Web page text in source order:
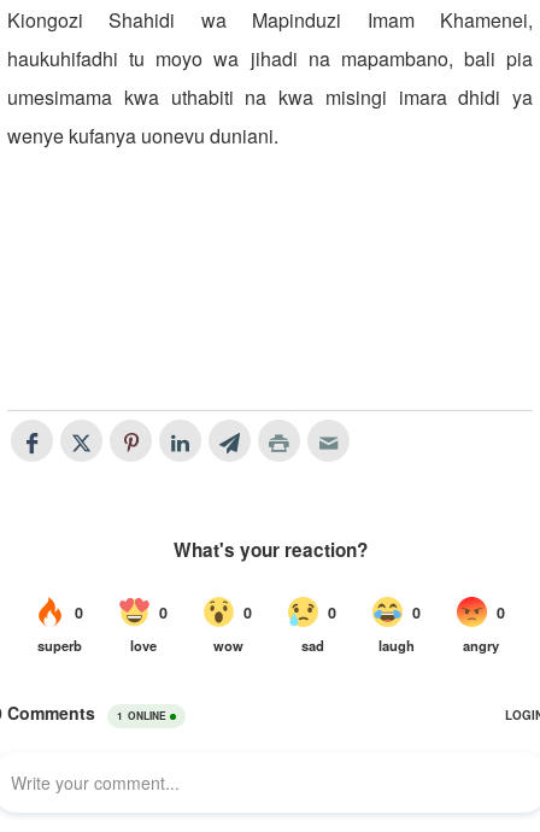
Kiongozi Shahidi wa Mapinduzi Imam Khamenei,
haukuhifadhi tu moyo wa jihadi na mapambano, bali pia
umesimama kwa uthabiti na kwa misingi imara dhidi ya
wenye kufanya uonevu duniani.